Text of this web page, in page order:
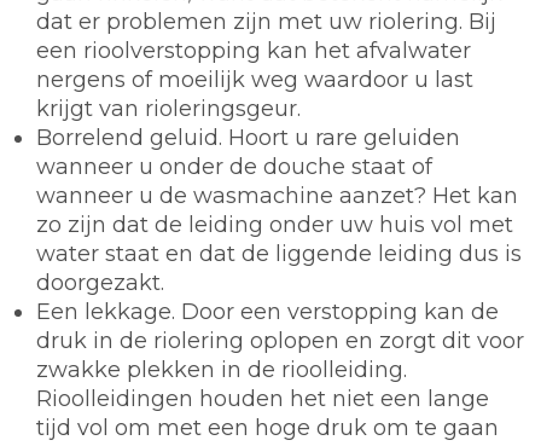
dat er problemen zijn met uw riolering. Bij
een rioolverstopping kan het afvalwater
nergens of moeilijk weg waardoor u last
krijgt van rioleringsgeur.
Borrelend geluid. Hoort u rare geluiden
wanneer u onder de douche staat of
wanneer u de wasmachine aanzet? Het kan
zo zijn dat de leiding onder uw huis vol met
water staat en dat de liggende leiding dus is
doorgezakt.
Een lekkage. Door een verstopping kan de
druk in de riolering oplopen en zorgt dit voor
zwakke plekken in de rioolleiding.
Rioolleidingen houden het niet een lange
tijd vol om met een hoge druk om te gaan